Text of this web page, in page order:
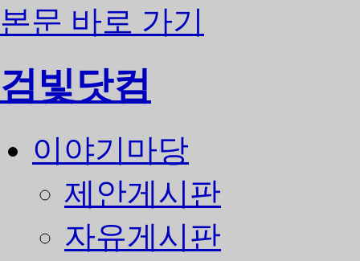
본문 바로 가기
검빛닷컴
이야기마당
제안게시판
자유게시판